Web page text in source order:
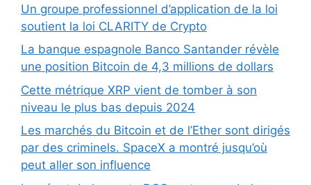
Un groupe professionnel d’application de la loi
soutient la loi CLARITY de Crypto
La banque espagnole Banco Santander révèle
une position Bitcoin de 4,3 millions de dollars
Cette métrique XRP vient de tomber à son
niveau le plus bas depuis 2024
Les marchés du Bitcoin et de l’Ether sont dirigés
par des criminels. SpaceX a montré jusqu’où
peut aller son influence